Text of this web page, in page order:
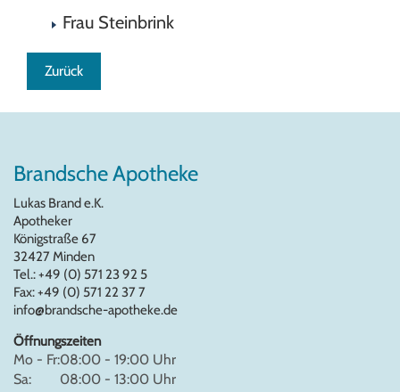
Frau Steinbrink
Zurück
Brandsche Apotheke
Lukas Brand e.K.
Apotheker
Königstraße 67
32427 Minden
Tel.: +49 (0) 571 23 92 5
Fax: +49 (0) 571 22 37 7
info@brandsche-apotheke.de
Öffnungszeiten
Mo - Fr:08:00 - 19:00 Uhr
Sa:
08:00 - 13:00 Uhr